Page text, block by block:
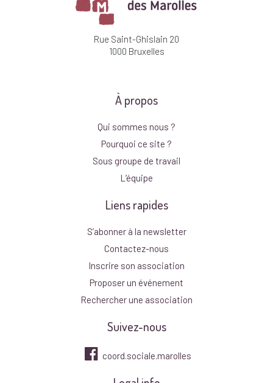
Rue Saint-Ghislain 20
1000 Bruxelles
À propos
Qui sommes nous ?
Pourquoi ce site ?
Sous groupe de travail
L’équipe
Liens rapides
S’abonner à la newsletter
Contactez-nous
Inscrire son association
Proposer un événement
Rechercher une association
Suivez-nous
coord.sociale.marolles